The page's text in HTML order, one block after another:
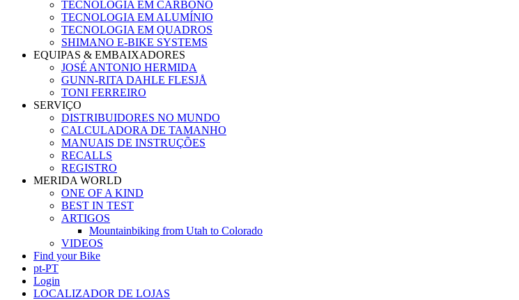
TECNOLOGIA EM CARBONO
TECNOLOGIA EM ALUMÍNIO
TECNOLOGIA EM QUADROS
SHIMANO E-BIKE SYSTEMS
EQUIPAS & EMBAIXADORES
JOSÉ ANTONIO HERMIDA
GUNN-RITA DAHLE FLESJÅ
TONI FERREIRO
SERVIÇO
DISTRIBUIDORES NO MUNDO
CALCULADORA DE TAMANHO
MANUAIS DE INSTRUÇÕES
RECALLS
REGISTRO
MERIDA WORLD
ONE OF A KIND
BEST IN TEST
ARTIGOS
Mountainbiking from Utah to Colorado
VIDEOS
Find your Bike
pt-PT
Login
LOCALIZADOR DE LOJAS